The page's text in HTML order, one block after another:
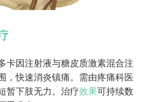
卡因注射液与糖皮质激素混合注
，快速消炎镇痛。需由疼痛科医
暂下肢无力。治疗效果可持续数